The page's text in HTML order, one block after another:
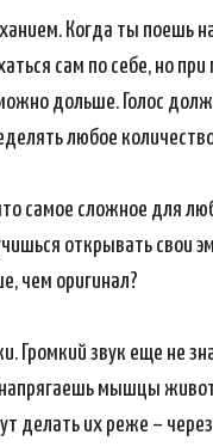
Когда ты поешь
сам по себе, но
дольше. Голос
любое
самое сложное для
открывать свои
чем оригинал?
Громкий звук еще не
мышцы
делать их реже –